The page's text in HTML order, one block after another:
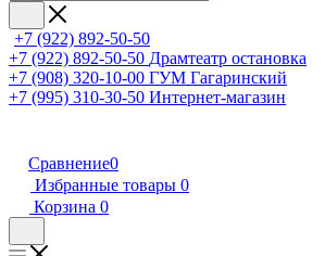
+7 (922) 892-50-50
+7 (922) 892-50-50 Драмтеатр остановка
+7 (908) 320-10-00 ГУМ Гагаринский
+7 (995) 310-30-50 Интернет-магазин
Сравнение0
Избранные товары 0
Корзина 0